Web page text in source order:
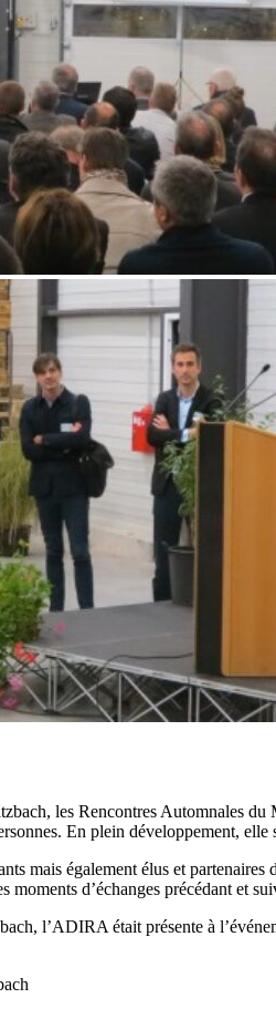
les Rencontres Automnales
En plein développement,
mais également élus et
d’échanges précédant et
l’ADIRA était présente à